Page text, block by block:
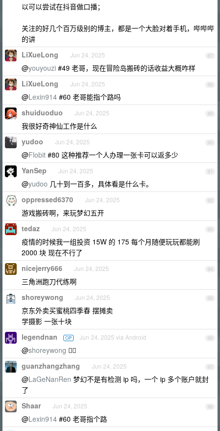
以可以尝试在抖音做口播；
关注的好几个百万级别的博主，都是一个大脸对着手机，哔哔哔
的讲
87
LiXueLong Jun 24, 2025
@youyouzi #49 老哥，现在冒险岛搬砖的话收益大概咋样
88
LiXueLong Jun 24, 2025
@Lexin914 #60 老哥能指个路吗
89
shuiduoduo Jun 24, 2025
我很好奇神仙工作是什么
90
yudoo Jun 24, 2025
@Flobit #80 这种推荐一个人办理一张卡可以返多少
91
YanSep Jun 24, 2025
@yudoo 几十到一百多，具体看是什么卡。
92
oppressed6370 Jun 24, 2025
游戏搬砖啊，来玩梦幻五开
93
tedaz Jun 24, 2025
疫情的时候我一组投资 15W 的 175 每个月随便玩玩都能刷
2000 块 现在不行了
94
nicejerry666 Jun 24, 2025
三角洲跑刀代练啊
95
shoreywong Jun 24, 2025
京东外卖买蜜桃四季春 摆摊卖
学摄影 一张十块
96
legendnan OP Jun 24, 2025 via Android
@shoreywong 👌🏻
97
guanzhangzhang Jun 24, 2025
@LaGeNanRen 梦幻不是有检测 ip 吗，一个 ip 多个账户就封
了
98
Shaar Jun 24, 2025
@Lexin914 #60 老哥指个路